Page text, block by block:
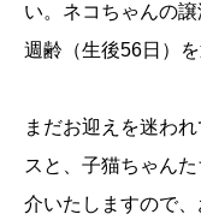
い。ネコちゃんの
週齢（生後56日）
まだお迎えを迷わ
スと、子猫ちゃん
介いたしますので